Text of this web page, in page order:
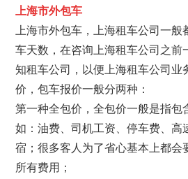
上海市外包车
上海市外包车，上海租车公司一
车天数，在咨询上海租车公司之前
知租车公司，以便上海租车公司业
价，包车报价一般分两种：
第一种全包价，全包价一般是指包
如：油费、司机工资、停车费、高
宿；很多客人为了省心基本上都会
所有费用；